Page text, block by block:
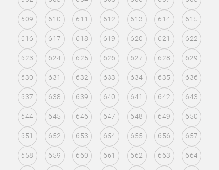
609 610 611 612 613 614 615
616 617 618 619 620 621 622
623 624 625 626 627 628 629
630 631 632 633 634 635 636
637 638 639 640 641 642 643
644 645 646 647 648 649 650
651 652 653 654 655 656 657
658 659 660 661 662 663 664